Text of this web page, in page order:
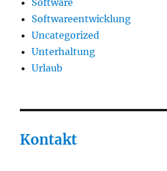
Software
Softwareentwicklung
Uncategorized
Unterhaltung
Urlaub
Kontakt